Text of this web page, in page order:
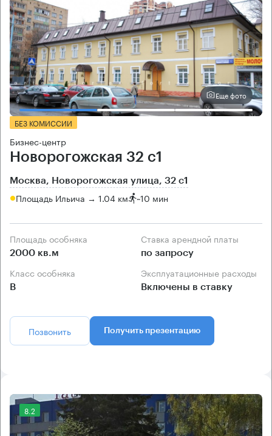
Еще фото
БЕЗ КОМИССИИ
Бизнес-центр
Новорогожская 32 с1
Москва, Новорогожская улица, 32 с1
Площадь Ильича → 1.04 км ~10 мин
Площадь особняка
2000 кв.м
Ставка арендной платы
по запросу
Класс особняка
B
Эксплуатационные расходы
Включены в ставку
Позвонить Получить презентацию
8.2